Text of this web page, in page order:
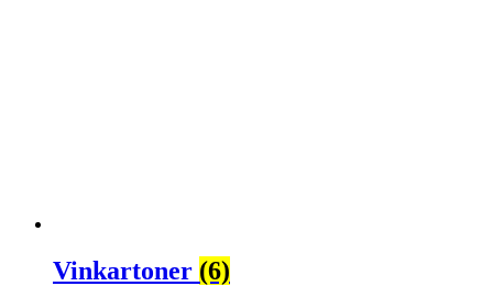
Vinkartoner (6)